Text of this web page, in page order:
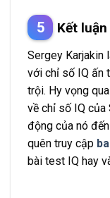
Kết luận
Sergey Karjakin
với chỉ số IQ ấn
trội. Hy vọng
về chỉ số IQ của
động của nó
quên truy cập
bài test IQ hay